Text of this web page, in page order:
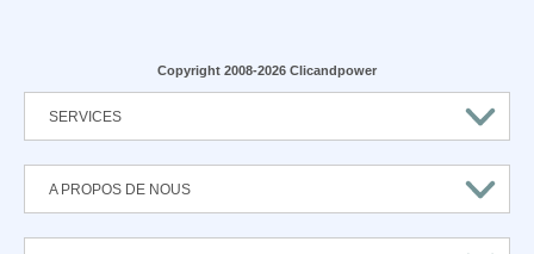
Copyright 2008-2026 Clicandpower
SERVICES
A PROPOS DE NOUS